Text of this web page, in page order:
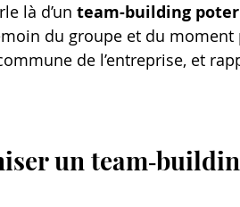
là d’un team-building
du groupe et du moment
de l’entreprise, et
un